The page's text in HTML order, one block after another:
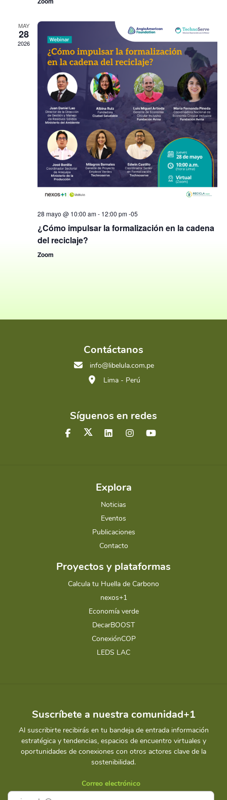
MAY
28
2026
28 mayo @ 10:00 am- 12:00 pm -05
¿Cómo impulsar la formalización en la cadena
del reciclaje?
Zoom
Contáctanos
info@libelula.com.pe
Lima - Perú
Síguenos en redes
Explora
Noticias
Eventos
Publicaciones
Contacto
Proyectos y plataformas
Calcula tu Huella de Carbono
nexos+1
Economía verde
DecarBOOST
ConexiónCOP
LEDS LAC
Suscríbete a nuestra comunidad+1
Al suscribirte recibirás en tu bandeja de entrada información
estratégica y tendencias, espacios de encuentro virtuales y
oportunidades de conexiones con otros actores clave de la
sostenibilidad.
Correo electrónico